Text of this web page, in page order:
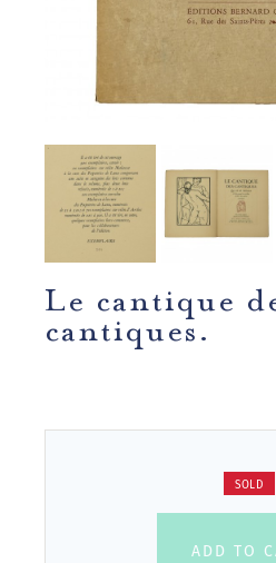
Le cantique
cantiques.
SOLD
ADD TO